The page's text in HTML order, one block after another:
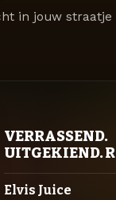
in jouw straatje
VERRASSEND.
UITGEKIEND.
Elvis Juice